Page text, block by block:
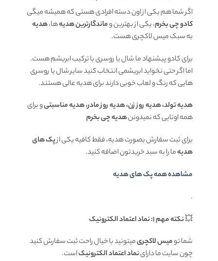
اگر شما هم یکی از اون دسته افرادی هستی که همیشه میگی
کادو چی بخرم، یکی از بهترین وماندگارترین هدیهها،هدیه
به سبک میس لاکچری هست.
برای کادو پیشنهاد ما شال یا روسری با ترکیب ابریشم هست.
اما اگر حتی نخواید ابریشمی انتخاب کنید سایر شال یا روسری
هایی که رنگ و لعاب خوبی دارند برای هدیه عالی هستند.
هدیه تولد، هدیه روز زن، هدیه روز مادر، هدیه مناسبتیو برای
همه اونایی که نمیدوننهدیه چی بخرم
برای ثبت سفارش بصورت هدیه، فقط کافیه یکی ازپک های
هدیهما را به سبد خریدتون اضافه کنید.
مشاهده همه پک های هدیه
.
💥نکته مهم 1: نماد اعتماد الکترونیک
شما تومیس لاکچریمیتونید با خیال راحت ثبت سفارش کنید
چون سایت ما داراینماد اعتماد الکترونیکاست.